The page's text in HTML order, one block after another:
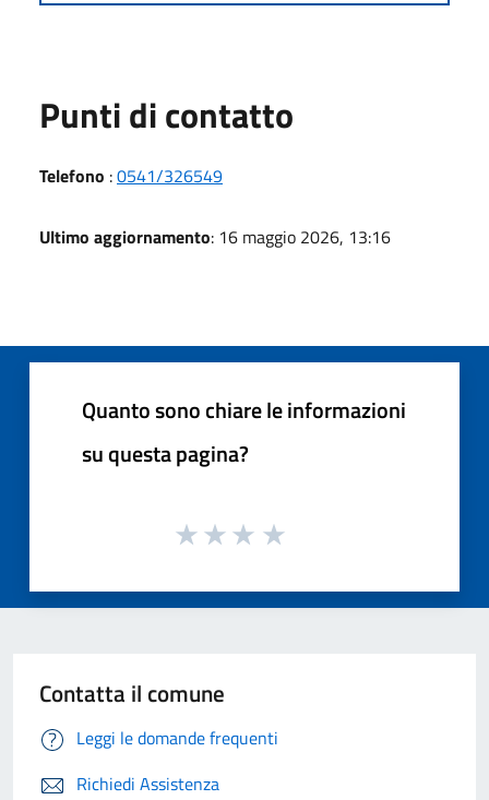
Punti di contatto
Telefono :0541/326549
Ultimo aggiornamento: 16 maggio 2026, 13:16
Quanto sono chiare le informazioni
su questa pagina?
Contatta il comune
Leggi le domande frequenti
Richiedi Assistenza